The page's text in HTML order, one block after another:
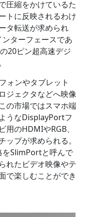
圧縮をかけているた
トに反映されるわけ
タ転送が求められ
ターフェースであ
20ピン超高速デジ
ォンやタブレット
ジェクタなどへ映像
の市場ではスマホ端
うなDisplayPortフ
用のHDMIやRGB、
ップが求められる。
SlimPortと呼んで
れたビデオ映像やテ
で楽しむことができ